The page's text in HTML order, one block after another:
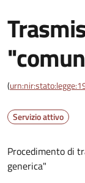
(
Servizio attivo
Procedimento di
generica"